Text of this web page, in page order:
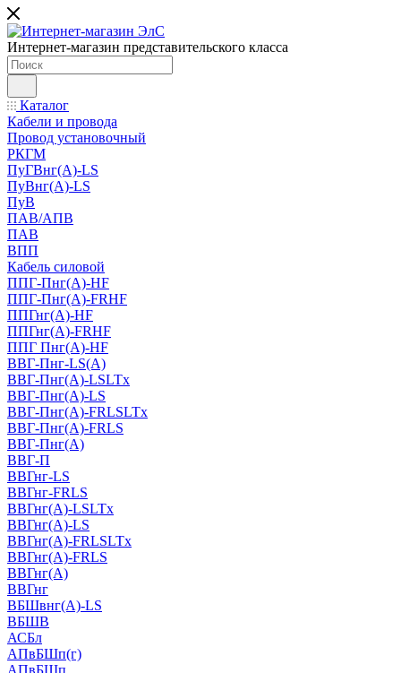
Интернет-магазин представительского класса
Каталог
Кабели и провода
Провод установочный
РКГМ
ПуГВнг(А)-LS
ПуВнг(А)-LS
ПуВ
ПАВ/АПВ
ПАВ
ВПП
Кабель силовой
ППГ-Пнг(А)-HF
ППГ-Пнг(А)-FRHF
ППГнг(А)-HF
ППГнг(А)-FRHF
ППГ Пнг(А)-HF
ВВГ-Пнг-LS(А)
ВВГ-Пнг(А)-LSLTx
ВВГ-Пнг(А)-LS
ВВГ-Пнг(А)-FRLSLTx
ВВГ-Пнг(А)-FRLS
ВВГ-Пнг(А)
ВВГ-П
ВВГнг-LS
ВВГнг-FRLS
ВВГнг(А)-LSLTx
ВВГнг(А)-LS
ВВГнг(А)-FRLSLTx
ВВГнг(А)-FRLS
ВВГнг(А)
ВВГнг
ВБШвнг(А)-LS
ВБШВ
АСБл
АПвБШп(г)
АПвБШп